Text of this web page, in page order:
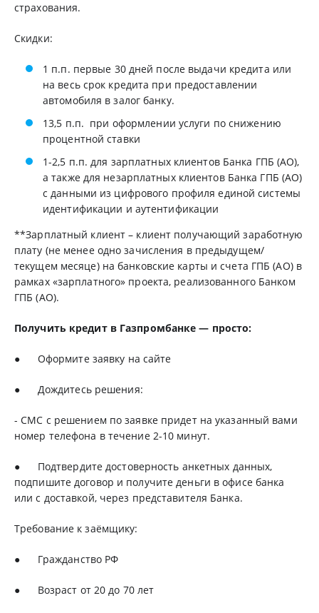
страхования.
Скидки:
1 п.п. первые 30 дней после выдачи кредита или
на весь срок кредита при предоставлении
автомобиля в залог банку.
13,5 п.п. при оформлении услуги по снижению
процентной ставки
1-2,5 п.п. для зарплатных клиентов Банка ГПБ (АО),
а также для незарплатных клиентов Банка ГПБ (АО)
с данными из цифрового профиля единой системы
идентификации и аутентификации
**Зарплатный клиент – клиент получающий заработную
плату (не менее одно зачисления в предыдущем/
текущем месяце) на банковские карты и счета ГПБ (АО) в
рамках «зарплатного» проекта, реализованного Банком
ГПБ (АО).
Получить кредит в Газпромбанке — просто:
● Оформите заявку на сайте
● Дождитесь решения:
- СМС с решением по заявке придет на указанный вами
номер телефона в течение 2-10 минут.
● Подтвердите достоверность анкетных данных,
подпишите договор и получите деньги в офисе банка
или с доставкой, через представителя Банка.
Требование к заёмщику:
● Гражданство РФ
● Возраст от 20 до 70 лет